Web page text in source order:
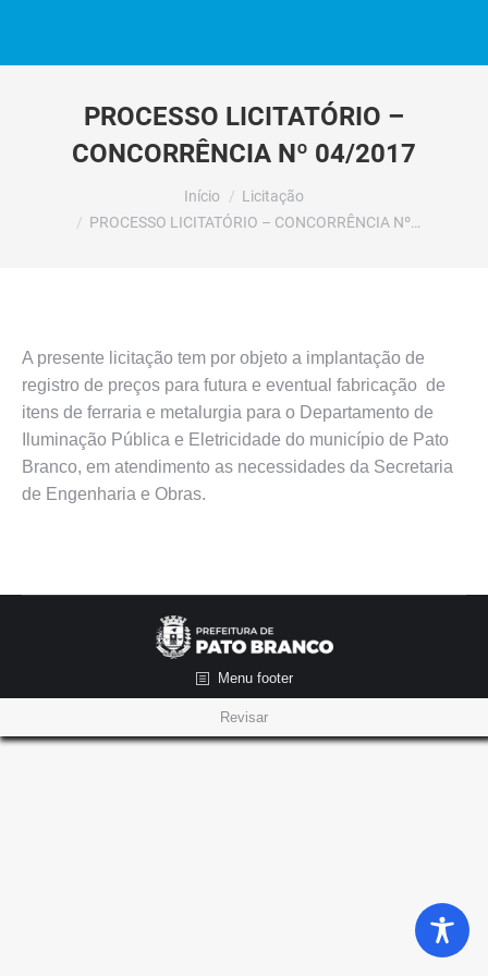
PROCESSO LICITATÓRIO –
CONCORRÊNCIA Nº 04/2017
Início
Licitação
PROCESSO LICITATÓRIO – CONCORRÊNCIA Nº…
A presente licitação tem por objeto a implantação de
registro de preços para futura e eventual fabricação de
itens de ferraria e metalurgia para o Departamento de
Iluminação Pública e Eletricidade do município de Pato
Branco, em atendimento as necessidades da Secretaria
de Engenharia e Obras.
Menu footer
Revisar